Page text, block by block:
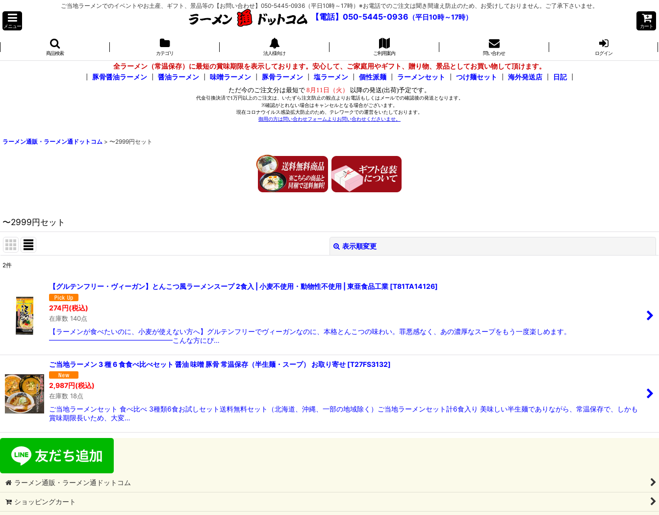
ご当地ラーメンでのイベントやお土産、ギフト、景品等の【お問い合わせ】050-5445-0936（平日10時～17時）※お電話でのご注文は聞き間違え防止のため、お受けしておりません。ご了承下さいませ。
メニュー
【電話】050-5445-0936 （平日10時～17時）
カート
商品検索 カテゴリ 法人様向け ご利用案内 問い合わせ ログイン
全ラーメン（常温保存）に最短の賞味期限を表示しております。安心して、ご家庭用やギフト、贈り物、景品としてお買い物して頂けます。
豚骨醤油ラーメン 醤油ラーメン 味噌ラーメン 豚骨ラーメン 塩ラーメン 個性派麺 ラーメンセット つけ麺セット 海外発送店 日記┃
ラーメン通販・ラーメン通ドットコム > 〜2999円セット
〜2999円セット
表示順変更
在庫あり
並び順:
2件
【グルテンフリー・ヴィーガン】とんこつ風ラーメンスープ 2食入 | 小麦不使用・動物性不使用 | 東亜食品工業 [T81TA14126]
274円(税込)
在庫数 140点
【ラーメンが食べたいのに、小麦が使えない方へ】グルテンフリーでヴィーガンなのに、本格とんこつの味わい。罪悪感なく、あの濃厚なスープをもう一度楽しめます。
━━━━━━━━━━━━━━━━━━こんな方にぴ…
ご当地ラーメン 3 種 6 食食べ比べセット 醤油 味噌 豚骨 常温保存（半生麺・スープ） お取り寄せ [T27FS3132]
2,987円(税込)
在庫数 18点
ご当地ラーメンセット 食べ比べ 3種類6食お試しセット送料無料セット（北海道、沖縄、一部の地域除く）ご当地ラーメンセット計6食入り 美味しい半生麺でありながら、常温保存で、しかも
賞味期限長いため、大変…
ラーメン通販・ラーメン通ドットコム
ショッピングカート